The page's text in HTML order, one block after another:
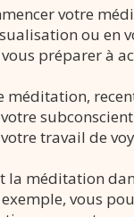
votre
ou en
préparer à
méditation,
travail de
la méditation
vous